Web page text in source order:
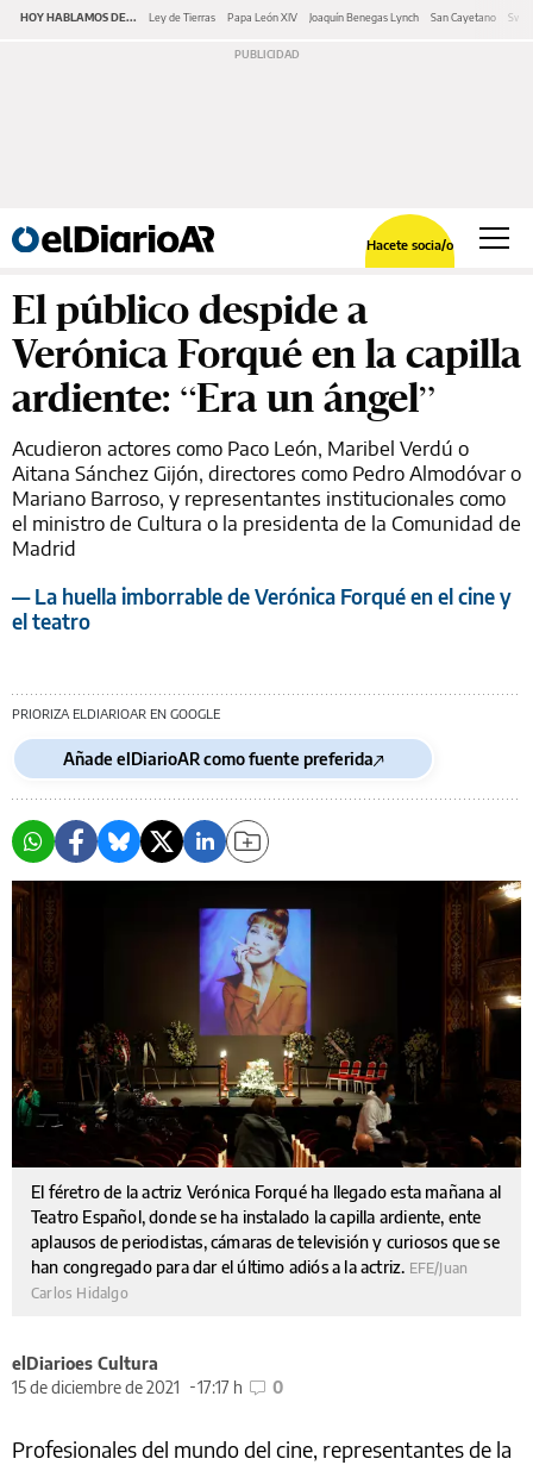
HOY HABLAMOS DE... Ley de Tierras Papa León XIV Joaquín Benegas Lynch San Cayetano
Hacete socia/o
El público despide a
Verónica Forqué en la capilla
ardiente: “Era un ángel”
Acudieron actores como Paco León, Maribel Verdú o
Aitana Sánchez Gijón, directores como Pedro Almodóvar o
Mariano Barroso, y representantes institucionales como
el ministro de Cultura o la presidenta de la Comunidad de
Madrid
— La huella imborrable de Verónica Forqué en el cine y
el teatro
PRIORIZA ELDIARIOAR EN GOOGLE
Añade elDiarioAR como fuente preferida
El féretro de la actriz Verónica Forqué ha llegado esta mañana al
Teatro Español, donde se ha instalado la capilla ardiente, ente
aplausos de periodistas, cámaras de televisión y curiosos que se
han congregado para dar el último adiós a la actriz. EFE/Juan
Carlos Hidalgo
elDiarioes Cultura
15 de diciembre de 2021
17:17 h 0
Profesionales del mundo del cine, representantes de la